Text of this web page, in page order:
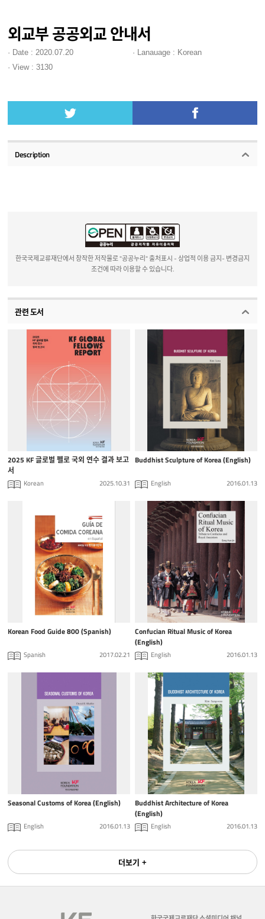
외교부 공공외교 안내서
· Date : 2020.07.20 · Lanauage: Korean
·View: 3130
Description
한국국제교류재단에서 창작한 저작물로 "공공누리" 출처표시 - 상업적 이용 금지- 변경금지
조건에 따라 이용할 수 있습니다.
관련 도서
2025 KF 글로벌 펠로 국외 연수 결과 보고
서
Korean 2025.10.31
Buddhist Sculpture of Korea (English)
English 2016.01.13
Korean Food Guide 800 (Spanish)
Spanish 2017.02.21
Confucian Ritual Music of Korea
(English)
English 2016.01.13
Seasonal Customs of Korea (English)
English 2016.01.13
Buddhist Architecture of Korea
(English)
English 2016.01.13
더보기 +